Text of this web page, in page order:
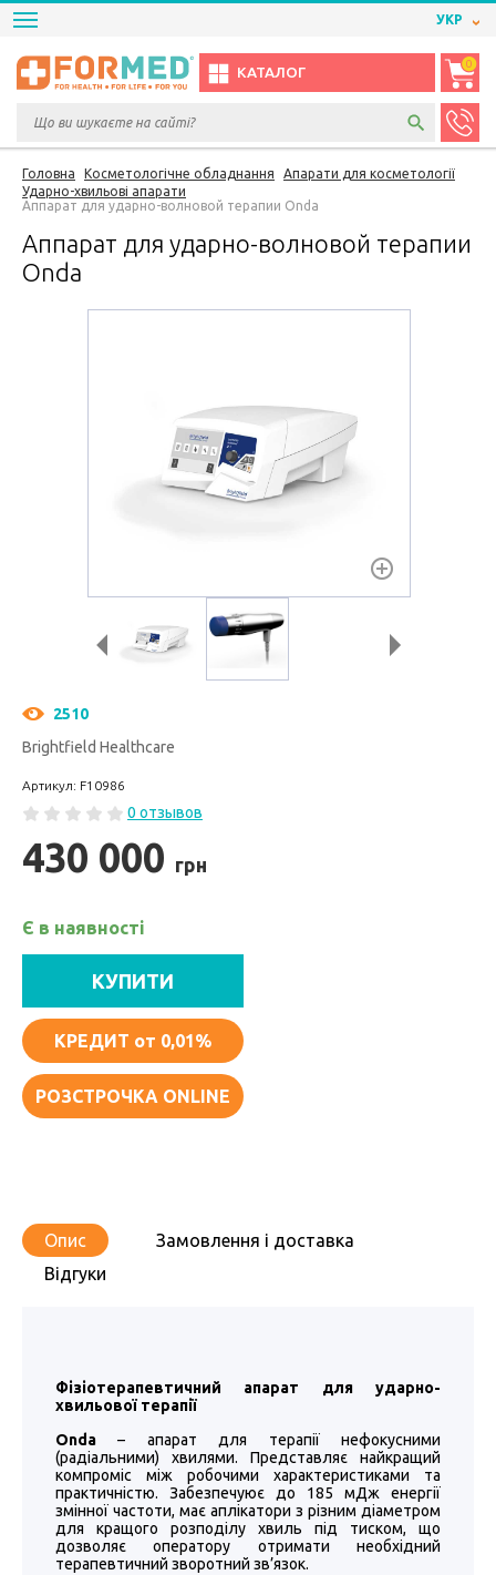
УКР
КАТАЛОГ
0
Головна Косметологічне обладнання
Апарати для косметології
Ударно-хвильові апарати
Аппарат для ударно-волновой терапии Оnda
Аппарат для ударно-волновой терапии
Оnda
2510
Brightfield Healthcare
Артикул: F10986
0 отзывов
430 000 грн
Є в наявності
КУПИТИ
КРЕДИТ от 0,01%
РОЗСТРОЧКА ONLINE
Опис
Замовлення і доставка
Відгуки
Фізіотерапевтичний апарат для ударно-
хвильової терапії
Оnda – апарат для терапії нефокусними
(радіальними) хвилями. Представляє найкращий
компроміс між робочими характеристиками та
практичністю. Забезпечуює до 185 мДж енергії
змінної частоти, має аплікатори з різним діаметром
для кращого розподілу хвиль під тиском, що
дозволяє оператору отримати необхідний
терапевтичний зворотний зв’язок.